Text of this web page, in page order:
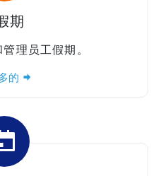
期
理员工假期。
的